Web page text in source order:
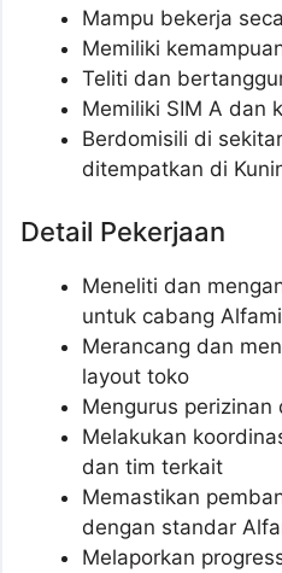
Mampu bekerja
Memiliki
Teliti dan
Memiliki SIM A dan
Berdomisili di
ditempatkan di
Detail Pekerjaan
Meneliti dan
untuk cabang
Merancang dan
layout toko
Mengurus
Melakukan
dan tim terkait
Memastikan
dengan standar
Melaporkan